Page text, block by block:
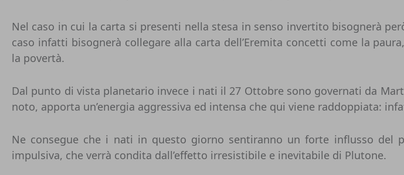
Nel caso in cui la carta si presenti nella stesa in senso invertito bisognerà
caso infatti bisognerà collegare alla carta dell’Eremita concetti come la
la povertà.
Dal punto di vista planetario invece i nati il 27 Ottobre sono governati da
noto, apporta un’energia aggressiva ed intensa che qui viene raddoppiata:
Ne consegue che i nati in questo giorno sentiranno un forte influsso del
impulsiva, che verrà condita dall’effetto irresistibile e inevitabile di Plutone.